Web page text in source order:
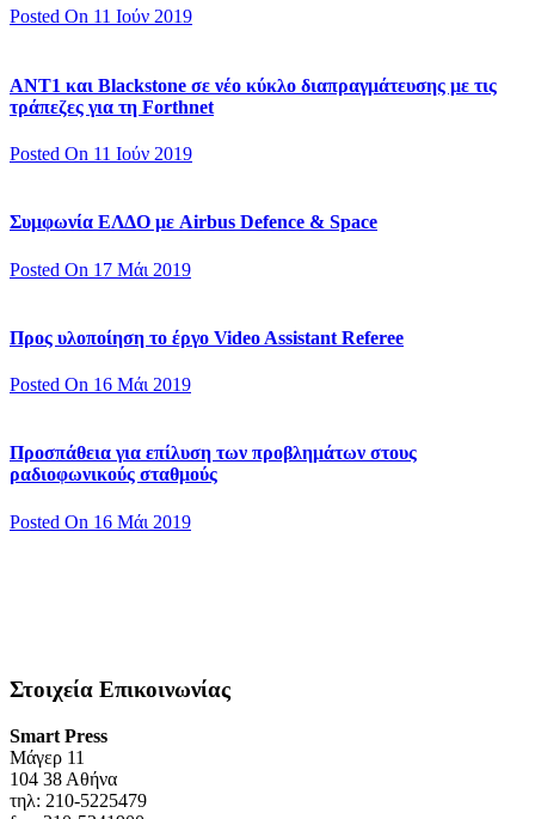
Posted On 11 Ιούν 2019
ΑΝΤ1 και Blackstone σε νέο κύκλο διαπραγμάτευσης με τις
τράπεζες για τη Forthnet
Posted On 11 Ιούν 2019
Συμφωνία ΕΛΔΟ με Airbus Defence & Space
Posted On 17 Μάι 2019
Προς υλοποίηση το έργο Video Assistant Referee
Posted On 16 Μάι 2019
Προσπάθεια για επίλυση των προβλημάτων στους
ραδιοφωνικούς σταθμούς
Posted On 16 Μάι 2019
Στοιχεία Επικοινωνίας
Smart Press
Mάγερ 11
104 38 Αθήνα
τηλ: 210-5225479